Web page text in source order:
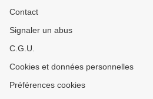
Contact
Signaler un abus
C.G.U.
Cookies et données personnelles
Préférences cookies